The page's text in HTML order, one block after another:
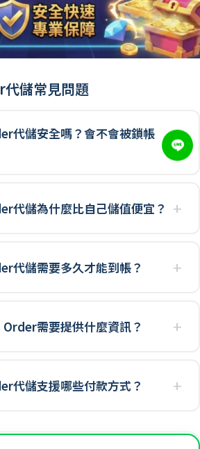
儲常見問題
代儲安全嗎？會不會被鎖帳
代儲為什麼比自己儲值便宜？
代儲需要多久才能到帳？
需要提供什麼資訊？
代儲支援哪些付款方式？